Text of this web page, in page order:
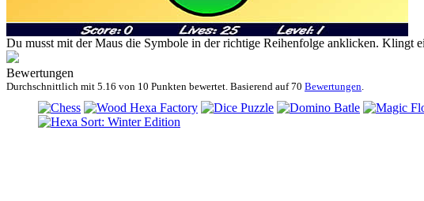
Du musst mit der Maus die Symbole in der richtige Reihenfolge anklicken. Klingt
Bewertungen
Durchschnittlich mit 5.16 von 10 Punkten bewertet. Basierend auf70 Bewertungen